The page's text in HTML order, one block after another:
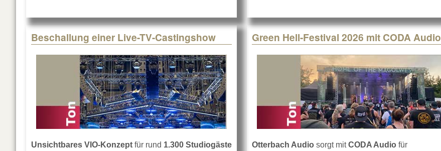
Beschallung einer Live-TV-Castingshow
Unsichtbares VIO-Konzept für rund 1.300 Studiogäste
Green Hell-Festival 2026 mit CODA Audio
Otterbach Audio sorgt mitCODA Audio für